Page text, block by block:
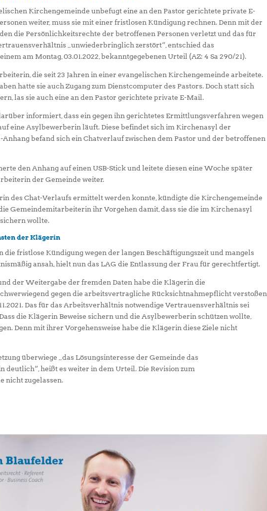
Kirchengemeinde unbefugt eine an den Pastor gerichtete private E-
weiter, muss sie mit einer fristlosen Kündigung rechnen. Denn mit der
die Persönlichkeitsrechte der betroffenen Personen verletzt und das für
„unwiederbringlich zerstört“, entschied das
am Montag, 03.01.2022, bekanntgegebenen Urteil (AZ: 4 Sa 290/21).
die seit 23 Jahren in einer evangelischen Kirchengemeinde arbeitete.
hatte sie auch Zugang zum Dienstcomputer des Pastors. Doch statt sich
las sie auch eine an den Pastor gerichtete private E-Mail.
informiert, dass ein gegen ihn gerichtetes Ermittlungsverfahren wegen
eine Asylbewerberin läuft. Diese befindet sich im Kirchenasyl der
befand sich ein Chatverlauf zwischen dem Pastor und der betroffenen
den Anhang auf einen USB-Stick und leitete diesen eine Woche später
der Gemeinde weiter.
des Chat-Verlaufs ermittelt werden konnte, kündigte die Kirchengemeinde
Gemeindemitarbeiterin ihr Vorgehen damit, dass sie die im Kirchenasyl
wollte.
der Klägerin
fristlose Kündigung wegen der langen Beschäftigungszeit und mangels
ansah, hielt nun das LAG die Entlassung der Frau für gerechtfertigt.
der Weitergabe der fremden Daten habe die Klägerin die
gegen die arbeitsvertragliche Rücksichtnahmepflicht verstoßen,
Das für das Arbeitsverhältnis notwendige Vertrauensverhältnis sei
die Klägerin Beweise sichern und die Asylbewerberin schützen wollte,
Denn mit ihrer Vorgehensweise habe die Klägerin diese Ziele nicht
überwiege „das Lösungsinteresse der Gemeinde das
deutlich“, heißt es weiter in dem Urteil. Die Revision zum
nicht zugelassen.